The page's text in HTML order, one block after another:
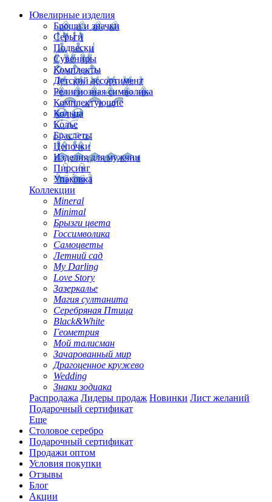
Ювелирные изделия
Броши и значки
Серьги
Подвески
Сувениры
Комплекты
Детский ассортимент
Религиозная символика
Комплектующие
Кольца
Колье
Браслеты
Цепочки
Изделия для мужчин
Пирсинг
Упаковка
Коллекции
Mineral
Minimal
Брызги цвета
Госсимволика
Самоцветы
Летний сад
My Darling
Love Story
Зазеркалье
Магия султанита
Серебряная Птица
Black&White
Геометрия
Мой талисман
Зачарованный мир
Драгоценное кружево
Wedding
Знаки зодиака
Распродажа Лидеры продаж Новинки Лист желаний
Подарочный сертификат
Еще
Столовое серебро
Подарочный сертификат
Продажи оптом
Условия покупки
Отзывы
Блог
Акции